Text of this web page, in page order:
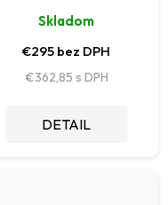
Skladom
€295 bez DPH
€362,85
DETAIL